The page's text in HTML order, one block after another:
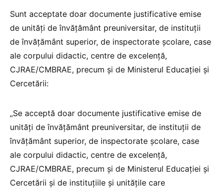
Sunt acceptate doar documente justificative emise
de unităţi de învăţământ preuniversitar, de instituții
de învățământ superior, de inspectorate școlare, case
ale corpului didactic, centre de excelență,
CJRAE/CMBRAE, precum și de Ministerul Educației și
Cercetării:
„Se acceptă doar documente justificative emise de
unităţi de învăţământ preuniversitar, de instituții de
învățământ superior, de inspectorate școlare, case
ale corpului didactic, centre de excelență,
CJRAE/CMBRAE, precum și de Ministerul Educației și
Cercetării și de instituțiile și unitățile care